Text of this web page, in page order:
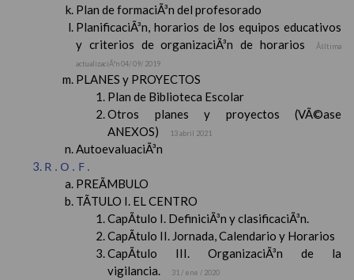
Plan de formaciÃ³n del profesorado
PlanificaciÃ³n, horarios de los equipos educativos
y criterios de organizaciÃ³n de horarios
Ãšltima
actualizaciÃ³n 04/ 09/ 2019
PLANES y PROYECTOS
Plan de Biblioteca Escolar
Otros planes y proyectos (VÃ©ase
ANEXOS)
13 abril 2021
AutoevaluaciÃ³n
R.O.F.
PREÃMBULO
TÃTULO I. EL CENTRO
CapÃ­tulo I. DefiniciÃ³n y clasificaciÃ³n.
CapÃ­tulo II. Jornada, Calendario y Horarios
CapÃ­tulo III. OrganizaciÃ³n de la
vigilancia.
31 / ene / 2020